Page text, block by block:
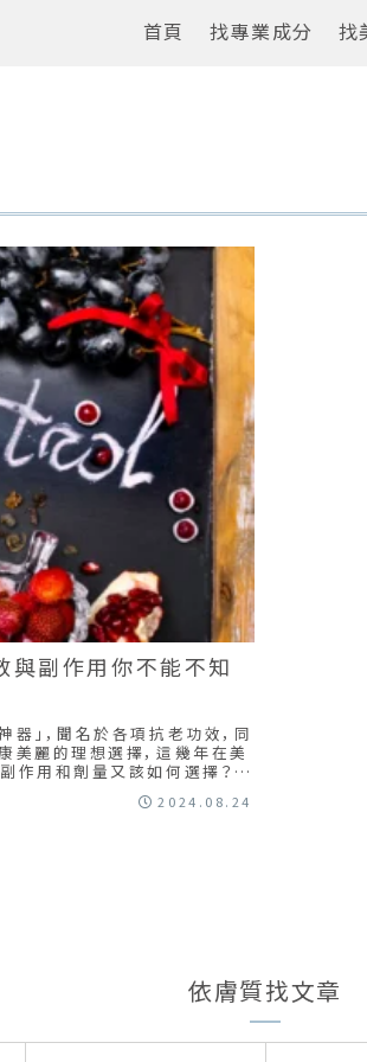
首頁 找專業成分 找
與副作用你不能不知
」，聞名於各項抗老功效，同
美麗的理想選擇，這幾年在美
作用和劑量又該如何選擇？找
到適合自己的產品！
2024.08.24
依膚質找文章